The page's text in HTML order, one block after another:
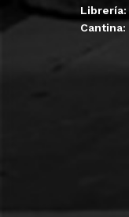
Librería:
Cantina: